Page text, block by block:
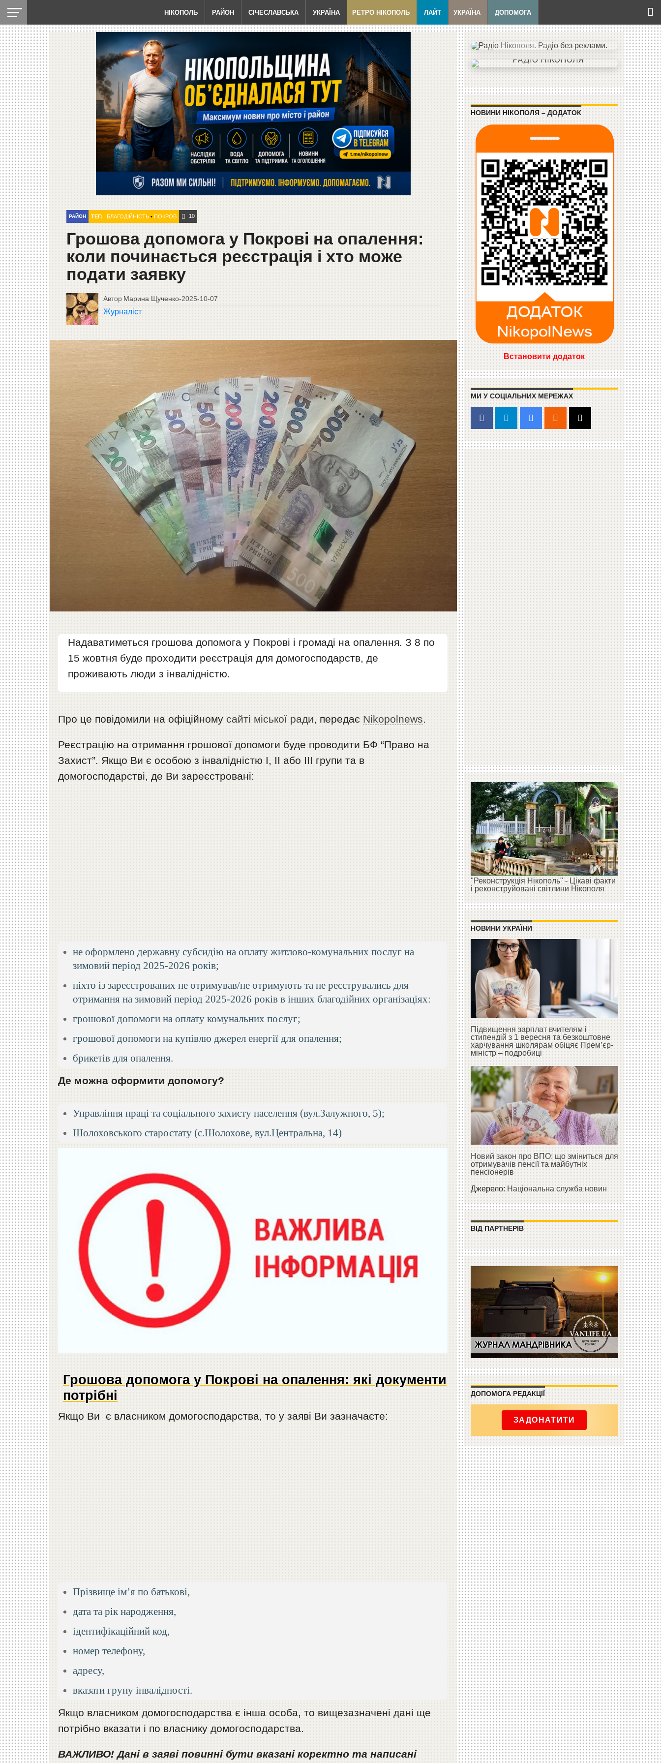
НІКОПОЛЬ РАЙОН СІЧЕСЛАВСЬКА УКРАЇНА РЕТРО НІКОПОЛЬ ЛАЙТ УКРАЇНА ДОПОМОГА
РАЙОН ТЕГ: БЛАГОДІЙНІСТЬ• ПОКРОВ 10
Грошова допомога у Покрові на опалення:
коли починається реєстрація і хто може
подати заявку
Автор Марина Щученко-2025-10-07
Журналіст
Надаватиметься грошова допомога у Покрові і громаді на опалення. З 8 по
15 жовтня буде проходити реєстрація для домогосподарств, де
проживають люди з інвалідністю.
Про це повідомили на офіційному сайті міської ради, передає Nikopolnews.
Реєстрацію на отримання грошової допомоги буде проводити БФ “Право на
Захист”. Якщо Ви є особою з інвалідністю І, ІІ або ІІІ групи та в
домогосподарстві, де Ви зареєстровані:
не оформлено державну субсидію на оплату житлово-комунальних послуг на
зимовий період 2025-2026 років;
ніхто із зареєстрованих не отримував/не отримують та не реєструвались для
отримання на зимовий період 2025-2026 років в інших благодійних організаціях:
грошової допомоги на оплату комунальних послуг;
грошової допомоги на купівлю джерел енергії для опалення;
брикетів для опалення.
Де можна оформити допомогу?
Управління праці та соціального захисту населення (вул.Залужного, 5);
Шолоховського старостату (с.Шолохове, вул.Центральна, 14)
Грошова допомога у Покрові на опалення: які документи
потрібні
Якщо Ви є власником домогосподарства, то у заяві Ви зазначаєте:
Прізвище ім’я по батькові,
дата та рік народження,
ідентифікаційний код,
номер телефону,
адресу,
вказати групу інвалідності.
Якщо власником домогосподарства є інша особа, то вищезазначені дані ще
потрібно вказати і по власнику домогосподарства.
ВАЖЛИВО! Дані в заяві повинні бути вказані коректно та написані
НОВИНИ НІКОПОЛЯ – ДОДАТОК
Встановити додаток
МИ У СОЦІАЛЬНИХ МЕРЕЖАХ
"Реконструкція Нікополь" - Цікаві факти
і реконструйовані світлини Нікополя
НОВИНИ УКРАЇНИ
Підвищення зарплат вчителям і
стипендій з 1 вересня та безкоштовне
харчування школярам обіцяє Прем’єр-
міністр – подробиці
Новий закон про ВПО: що зміниться для
отримувачів пенсії та майбутніх
пенсіонерів
Джерело:Національна служба новин
ВІД ПАРТНЕРІВ
ДОПОМОГА РЕДАКЦІЇ
ЗАДОНАТИТИ